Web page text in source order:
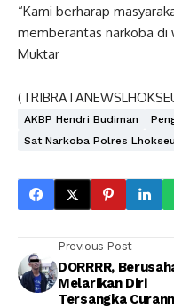
“Kami berharap
memberantas narkoba di
Muktar
AKBP Hendri Budiman
Sat Narkoba Polres
Previous Post
DORRRR,
Melarikan Diri
Tersangka